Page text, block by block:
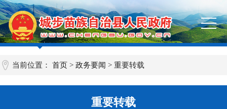
当前位置：首页 >政务要闻 >重要转载
重要转载